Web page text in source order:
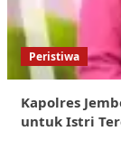
Peristiwa
Kapolres
untuk Istri